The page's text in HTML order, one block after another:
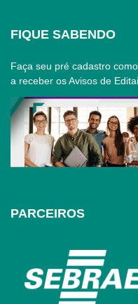
FIQUE SABENDO
Faça seu pré cadastro
a receber os Avisos de
PARCEIROS